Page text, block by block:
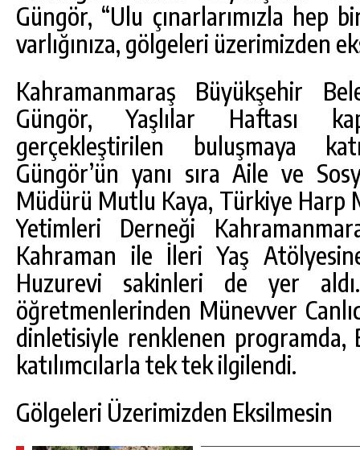
Güngör, “Ulu çınarlarımızla hep
varlığınıza, gölgeleri üzerimizden
Kahramanmaraş Büyükşehir
Güngör, Yaşlılar Haftası
gerçekleştirilen buluşmaya
Güngör’ün yanı sıra Aile ve
Müdürü Mutlu Kaya, Türkiye Harp
Yetimleri Derneği
Kahraman ile İleri Yaş
Huzurevi sakinleri de yer
öğretmenlerinden Münevver
dinletisiyle renklenen programda,
katılımcılarla tek tek ilgilendi.
Gölgeleri Üzerimizden Eksilmesin
GÜNLÜK HABER AKIŞI
GÖKSUN HAFIZLIK KIZ KUR’AN KURSU
ÖĞRENCILERINE DARENDE GEZISI.